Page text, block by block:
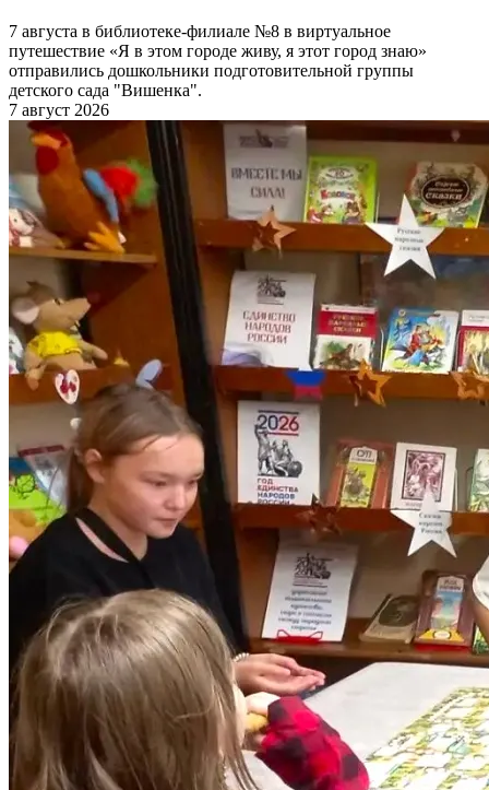
7 августа в библиотеке-филиале №8 в виртуальное
путешествие «Я в этом городе живу, я этот город знаю»
отправились дошкольники подготовительной группы
детского сада "Вишенка".
7 август 2026